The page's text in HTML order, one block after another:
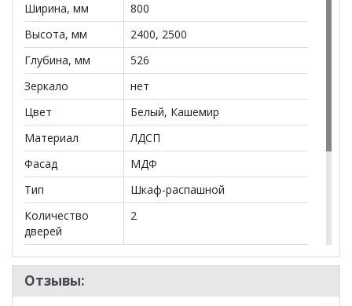
*Дополнительную информацию о том, как купить
Брандо МДФ Шкаф для одежды 67.14/67.10
(Н2400/2500)уточняйте у нашего менеджера по
телефону+79292022735
**Цены на официальном сайте
действительны только для интернет-магазина
могут отличаться от цен в розничных магазинах-
салонах сети!
Ширина, мм
800
Высота, мм
2400, 2500
Глубина, мм
526
Зеркало
нет
Цвет
Белый, Кашемир
Материал
ЛДСП
Фасад
МДФ
Тип
Шкаф-распашной
Количество
дверей
2
Штанга
да
Бренд
Отзывы: